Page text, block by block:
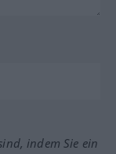
indem Sie ein